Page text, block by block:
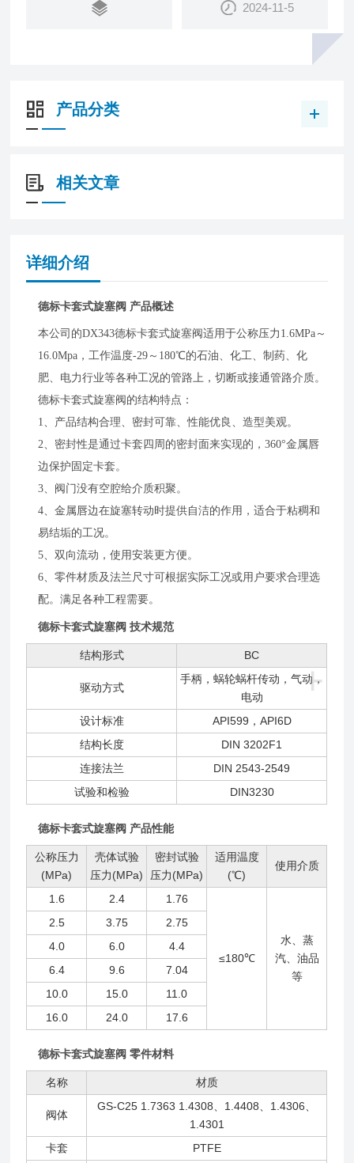
2024-11-5
产品分类
相关文章
详细介绍
德标卡套式旋塞阀 产品概述
本公司的DX343德标卡套式旋塞阀适用于公称压力1.6MPa～
16.0Mpa，工作温度-29～180℃的石油、化工、制药、化
肥、电力行业等各种工况的管路上，切断或接通管路介质。
德标卡套式旋塞阀的结构特点：
1、产品结构合理、密封可靠、性能优良、造型美观。
2、密封性是通过卡套四周的密封面来实现的，360°金属唇
边保护固定卡套。
3、阀门没有空腔给介质积聚。
4、金属唇边在旋塞转动时提供自洁的作用，适合于粘稠和
易结垢的工况。
5、双向流动，使用安装更方便。
6、零件材质及法兰尺寸可根据实际工况或用户要求合理选
配。满足各种工程需要。
德标卡套式旋塞阀 技术规范
+
结构形式 BC
驱动方式
手柄，蜗轮蜗杆传动，气动，
电动
设计标准
API599，API6D
结构长度
DIN 3202F1
连接法兰
DIN 2543-2549
试验和检验
DIN3230
德标卡套式旋塞阀 产品性能
公称压力
(MPa)
壳体试验
压力(MPa)
密封试验
压力(MPa)
适用温度
(℃)
使用介质
1.6 2.4 1.76
≤180℃
水、蒸
汽、油品
等
2.5 3.75
2.75
4.0
6.0
4.4
6.4
9.6
7.04
10.0
15.0
11.0
16.0
24.0 17.6
德标卡套式旋塞阀 零件材料
名称 材质
阀体
GS-C25 1.7363 1.4308、1.4408、1.4306、
1.4301
卡套
PTFE